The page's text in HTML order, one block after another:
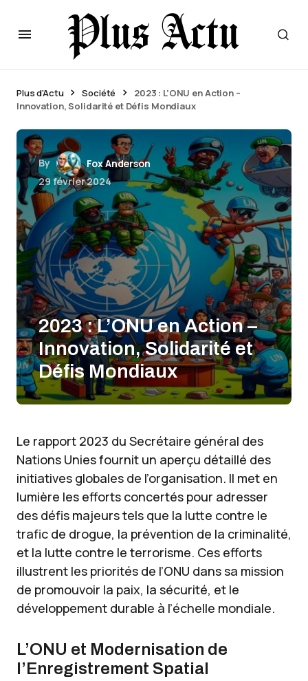
Plus d'Actu Société
2023 : L’ONU en Action –
Innovation, Solidarité et Défis Mondiaux
By
Fox Anderson
29 février 2024
2023 : L’ONU en Action –
Innovation, Solidarité et
Défis Mondiaux
Le rapport 2023 du Secrétaire général des
Nations Unies fournit un aperçu détaillé des
initiatives globales de l’organisation. Il met en
lumière les efforts concertés pour adresser
des défis majeurs tels que la lutte contre le
trafic de drogue, la prévention de la criminalité,
et la lutte contre le terrorisme. Ces efforts
illustrent les priorités de l’ONU dans sa mission
de promouvoir la paix, la sécurité, et le
développement durable à l’échelle mondiale.
L’ONU et Modernisation de
l’Enregistrement Spatial